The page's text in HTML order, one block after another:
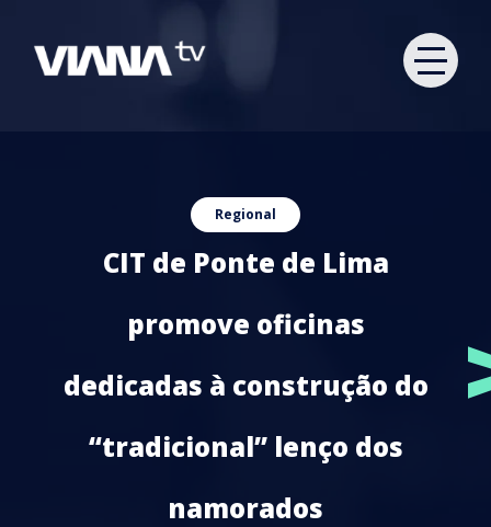
Regional
CIT de Ponte de Lima
promove oficinas
dedicadas à construção do
“tradicional” lenço dos
namorados